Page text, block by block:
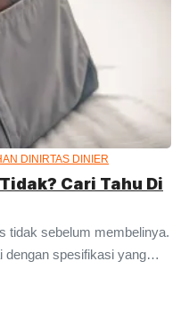
saat membeli tas. Jika
material ini, maka silakan
akan membahasnya
DINIRTAS DINIER
Cari Tahu Di
tidak sebelum membelinya.
dengan spesifikasi yang
adalah istilah yang